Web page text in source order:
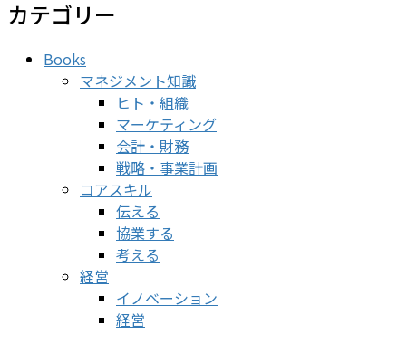
カテゴリー
Books
マネジメント知識
ヒト・組織
マーケティング
会計・財務
戦略・事業計画
コアスキル
伝える
協業する
考える
経営
イノベーション
経営